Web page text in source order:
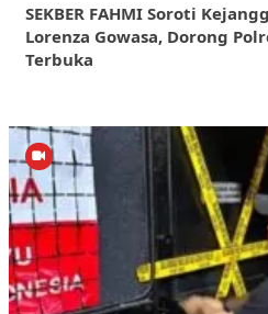
SEKBER FAHMI Soroti
Lorenza Gowasa, Dorong
Terbuka